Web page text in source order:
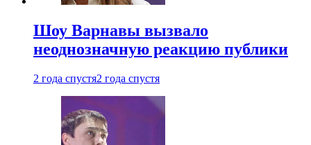
Шоу Варнавы вызвало
неоднозначную реакцию публики
2 года спустя2 года спустя